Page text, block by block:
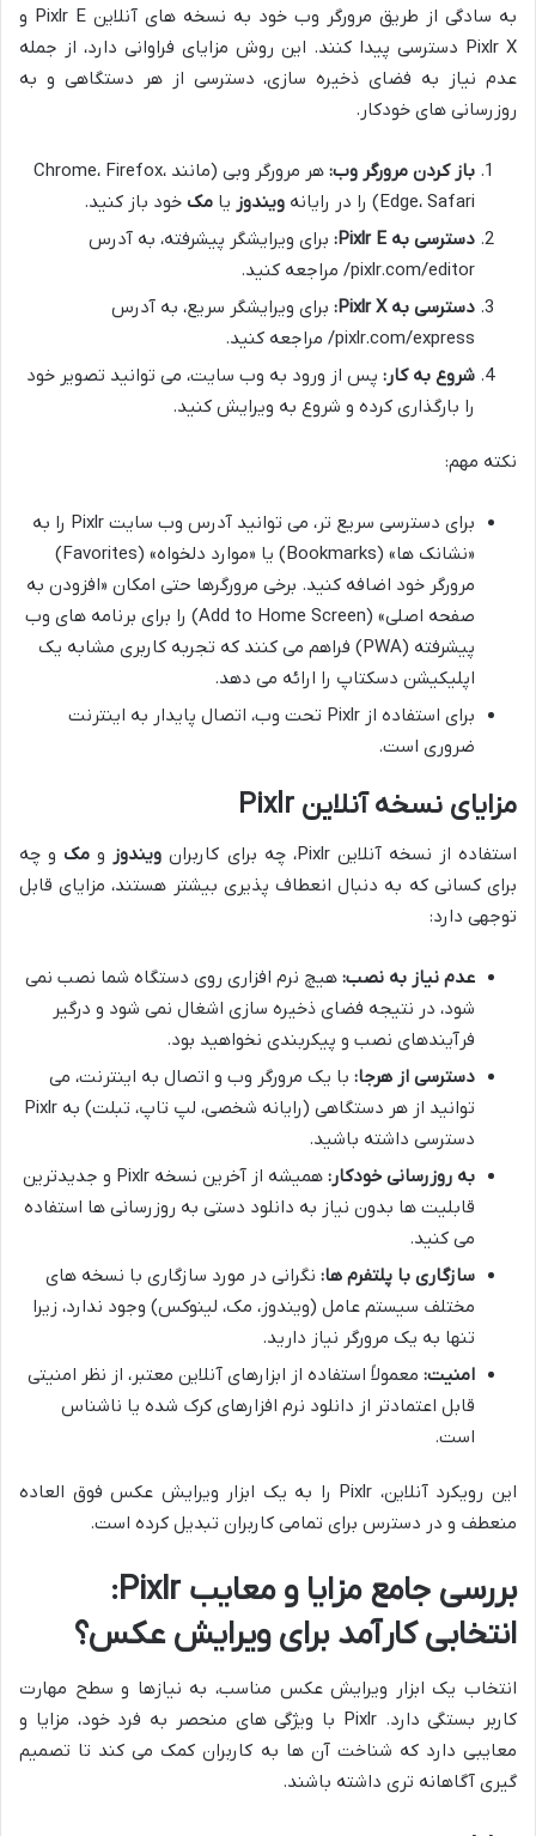
به سادگی از طریق مرورگر وب خود به نسخه های آنلاین Pixlr E و
Pixlr X دسترسی پیدا کنند. این روش مزایای فراوانی دارد، از جمله
عدم نیاز به فضای ذخیره سازی، دسترسی از هر دستگاهی و به
روزرسانی های خودکار.
باز کردن مرورگر وب:
هر مرورگر وبی (مانند Chrome، Firefox،
Edge، Safari) را در رایانه
ویندوز یا مک خود باز کنید.
دسترسی به Pixlr E:
برای ویرایشگر پیشرفته، به آدرس
pixlr.com/editor/ مراجعه کنید.
دسترسی به Pixlr X:
برای ویرایشگر سریع، به آدرس
pixlr.com/express/ مراجعه کنید.
شروع به کار: پس از ورود به وب سایت، می توانید تصویر خود
را بارگذاری کرده و شروع به ویرایش کنید.
نکته مهم:
برای دسترسی سریع تر، می توانید آدرس وب سایت Pixlr را به
«نشانک ها» (Bookmarks) یا «موارد دلخواه» (Favorites)
مرورگر خود اضافه کنید. برخی مرورگرها حتی امکان «افزودن به
صفحه اصلی» (Add to Home Screen) را برای برنامه های وب
پیشرفته (PWA) فراهم می کنند که تجربه کاربری مشابه یک
اپلیکیشن دسکتاپ را ارائه می دهد.
برای استفاده از Pixlr تحت وب، اتصال پایدار به اینترنت
ضروری است.
مزایای نسخه آنلاین Pixlr
استفاده از نسخه آنلاین Pixlr، چه برای کاربران ویندوز و مک و چه
برای کسانی که به دنبال انعطاف پذیری بیشتر هستند، مزایای قابل
توجهی دارد:
عدم نیاز به نصب: هیچ نرم افزاری روی دستگاه شما نصب نمی
شود، در نتیجه فضای ذخیره سازی اشغال نمی شود و درگیر
فرآیندهای نصب و پیکربندی نخواهید بود.
دسترسی از هرجا: با یک مرورگر وب و اتصال به اینترنت، می
توانید از هر دستگاهی (رایانه شخصی، لپ تاپ، تبلت) به Pixlr
دسترسی داشته باشید.
به روزرسانی خودکار:
همیشه از آخرین نسخه Pixlr و جدیدترین
قابلیت ها بدون نیاز به دانلود دستی به روزرسانی ها استفاده
می کنید.
سازگاری با پلتفرم ها: نگرانی در مورد سازگاری با نسخه های
مختلف سیستم عامل (ویندوز، مک، لینوکس) وجود ندارد، زیرا
تنها به یک مرورگر نیاز دارید.
امنیت: معمولاً استفاده از ابزارهای آنلاین معتبر، از نظر امنیتی
قابل اعتمادتر از دانلود نرم افزارهای کرک شده یا ناشناس
است.
این رویکرد آنلاین، Pixlr را به یک ابزار ویرایش عکس فوق العاده
منعطف و در دسترس برای تمامی کاربران تبدیل کرده است.
بررسی جامع مزایا و معایب Pixlr:
انتخابی کارآمد برای ویرایش عکس؟
انتخاب یک ابزار ویرایش عکس مناسب، به نیازها و سطح مهارت
کاربر بستگی دارد. Pixlr با ویژگی های منحصر به فرد خود، مزایا و
معایبی دارد که شناخت آن ها به کاربران کمک می کند تا تصمیم
گیری آگاهانه تری داشته باشند.